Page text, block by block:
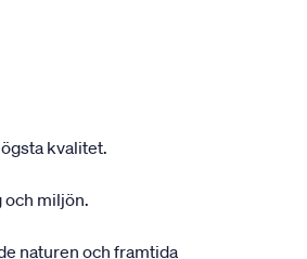
kvalitet.
och miljön.
naturen och framtida